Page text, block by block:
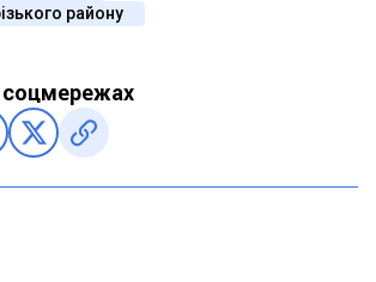
району
соцмережах